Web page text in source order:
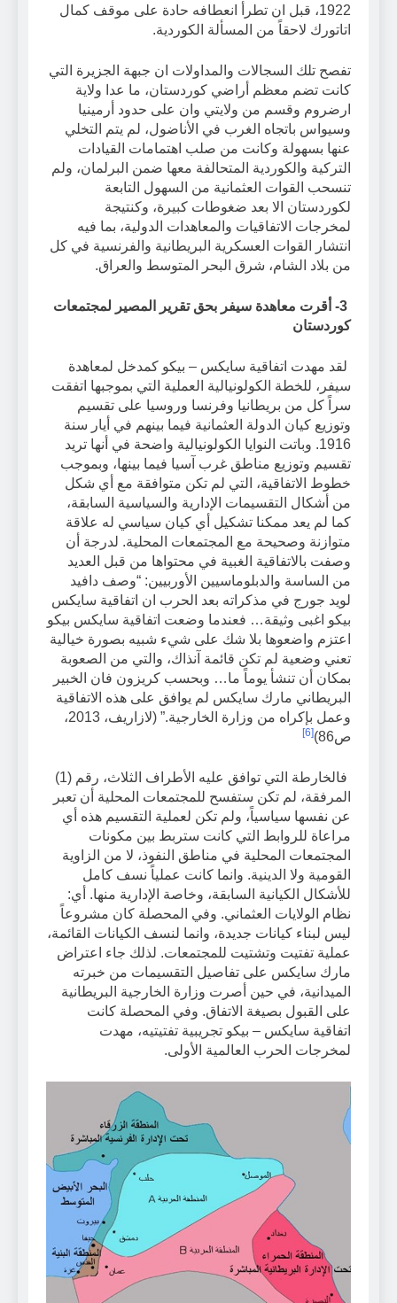
1922، قبل ان تطرأ انعطافه حادة على موقف كمال
اتاتورك لاحقاً من المسألة الكوردية.
تفصح تلك السجالات والمداولات ان جبهة الجزيرة التي
كانت تضم معظم أراضي كوردستان، ما عدا ولاية
ارضروم وقسم من ولايتي وان على حدود أرمينيا
وسيواس باتجاه الغرب في الأناضول، لم يتم التخلي
عنها بسهولة وكانت من صلب اهتمامات القيادات
التركية والكوردية المتحالفة معها ضمن البرلمان، ولم
تنسحب القوات العثمانية من السهول التابعة
لكوردستان الا بعد ضغوطات كبيرة، وكنتيجة
لمخرجات الاتفاقيات والمعاهدات الدولية، بما فيه
انتشار القوات العسكرية البريطانية والفرنسية في كل
من بلاد الشام، شرق البحر المتوسط والعراق.
3- أقرت معاهدة سيفر بحق تقرير المصير لمجتمعات
كوردستان
لقد مهدت اتفاقية سايكس – بيكو كمدخل لمعاهدة
سيفر، للخطة الكولونيالية العملية التي بموجبها اتفقت
سراً كل من بريطانيا وفرنسا وروسيا على تقسيم
وتوزيع كيان الدولة العثمانية فيما بينهم في أيار سنة
1916. وباتت النوايا الكولونيالية واضحة في أنها تريد
تقسيم وتوزيع مناطق غرب آسيا فيما بينها، وبموجب
خطوط الاتفاقية، التي لم تكن متوافقة مع أي شكل
من أشكال التقسيمات الإدارية والسياسية السابقة،
كما لم يعد ممكنا تشكيل أي كيان سياسي له علاقة
متوازنة وصحيحة مع المجتمعات المحلية. لدرجة أن
وصفت بالاتفاقية الغبية في محتواها من قبل العديد
من الساسة والدبلوماسيين الأوربيين: “وصف دافيد
لويد جورج في مذكراته بعد الحرب ان اتفاقية سايكس
بيكو اغبى وثيقة… فعندما وضعت اتفاقية سايكس بيكو
اعتزم واضعوها بلا شك على شيء شبيه بصورة خيالية
تعني وضعية لم تكن قائمة آنذاك، والتي من الصعوبة
بمكان أن تنشأ يوماً ما… وبحسب كريزون فان الخبير
البريطاني مارك سايكس لم يوافق على هذه الاتفاقية
وعمل بإكراه من وزارة الخارجية.” (لازاريف، 2013،
ص86)
[6]
فالخارطة التي توافق عليه الأطراف الثلاث، رقم (1)
المرفقة، لم تكن ستفسح للمجتمعات المحلية أن تعبر
عن نفسها سياسياً، ولم تكن لعملية التقسيم هذه أي
مراعاة للروابط التي كانت ستربط بين مكونات
المجتمعات المحلية في مناطق النفوذ، لا من الزاوية
القومية ولا الدينية. وانما كانت عملياً نسف كامل
للأشكال الكيانية السابقة، وخاصة الإدارية منها. أي:
نظام الولايات العثماني. وفي المحصلة كان مشروعاً
ليس لبناء كيانات جديدة، وانما لنسف الكيانات القائمة،
عملية تفتيت وتشتيت للمجتمعات. لذلك جاء اعتراض
مارك سايكس على تفاصيل التقسيمات من خبرته
الميدانية، في حين أصرت وزارة الخارجية البريطانية
على القبول بصيغة الاتفاق. وفي المحصلة كانت
اتفاقية سايكس – بيكو تجريبية تفتيتيه، مهدت
لمخرجات الحرب العالمية الأولى.